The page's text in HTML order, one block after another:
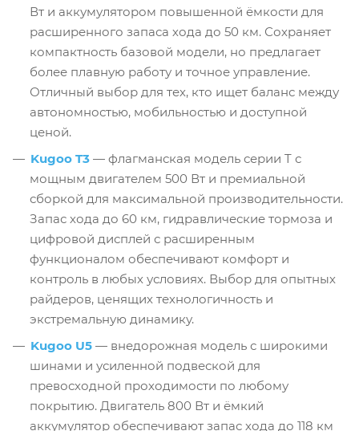
Вт и аккумулятором повышенной ёмкости для
расширенного запаса хода до 50 км. Сохраняет
компактность базовой модели, но предлагает
более плавную работу и точное управление.
Отличный выбор для тех, кто ищет баланс между
автономностью, мобильностью и доступной
ценой.
Kugoo T3 — флагманская модель серии T с
мощным двигателем 500 Вт и премиальной
сборкой для максимальной производительности.
Запас хода до 60 км, гидравлические тормоза и
цифровой дисплей с расширенным
функционалом обеспечивают комфорт и
контроль в любых условиях. Выбор для опытных
райдеров, ценящих технологичность и
экстремальную динамику.
Kugoo U5 — внедорожная модель с широкими
шинами и усиленной подвеской для
превосходной проходимости по любому
покрытию. Двигатель 800 Вт и ёмкий
аккумулятор обеспечивают запас хода до 118 км